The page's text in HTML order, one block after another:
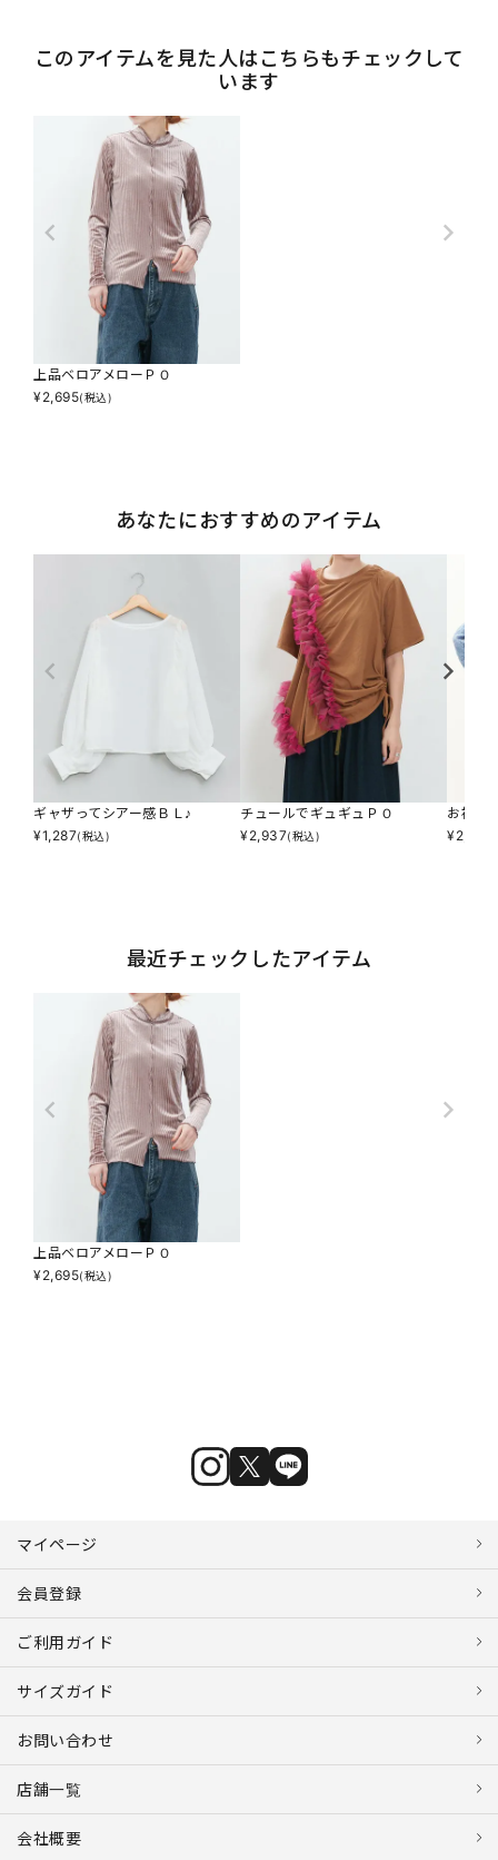
このアイテムを見た人はこちらもチェックして
います
上品ベロアメローＰＯ
¥2,695(税込)
あなたにおすすめのアイテム
ギャザってシアー感ＢＬ♪
¥1,287(税込)
チュールでギュギュＰＯ
¥2,937(税込)
お袖フ
¥2,277
最近チェックしたアイテム
上品ベロアメローＰＯ
¥2,695(税込)
マイページ
会員登録
ご利用ガイド
サイズガイド
お問い合わせ
店舗一覧
会社概要